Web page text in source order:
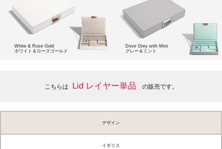
White & Rose Gold
ホワイト＆ローズゴールド
Dove Grey with Mint
グレー＆ミント
こちらは Lid レイヤー単品 の販売です。
デザイン
イギリス